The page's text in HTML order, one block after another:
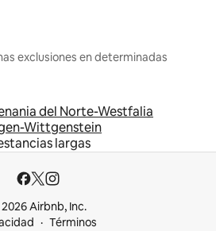
exclusiones en determinadas
del Norte-Westfalia
Wittgenstein
largas
Airbnb, Inc.
Términos